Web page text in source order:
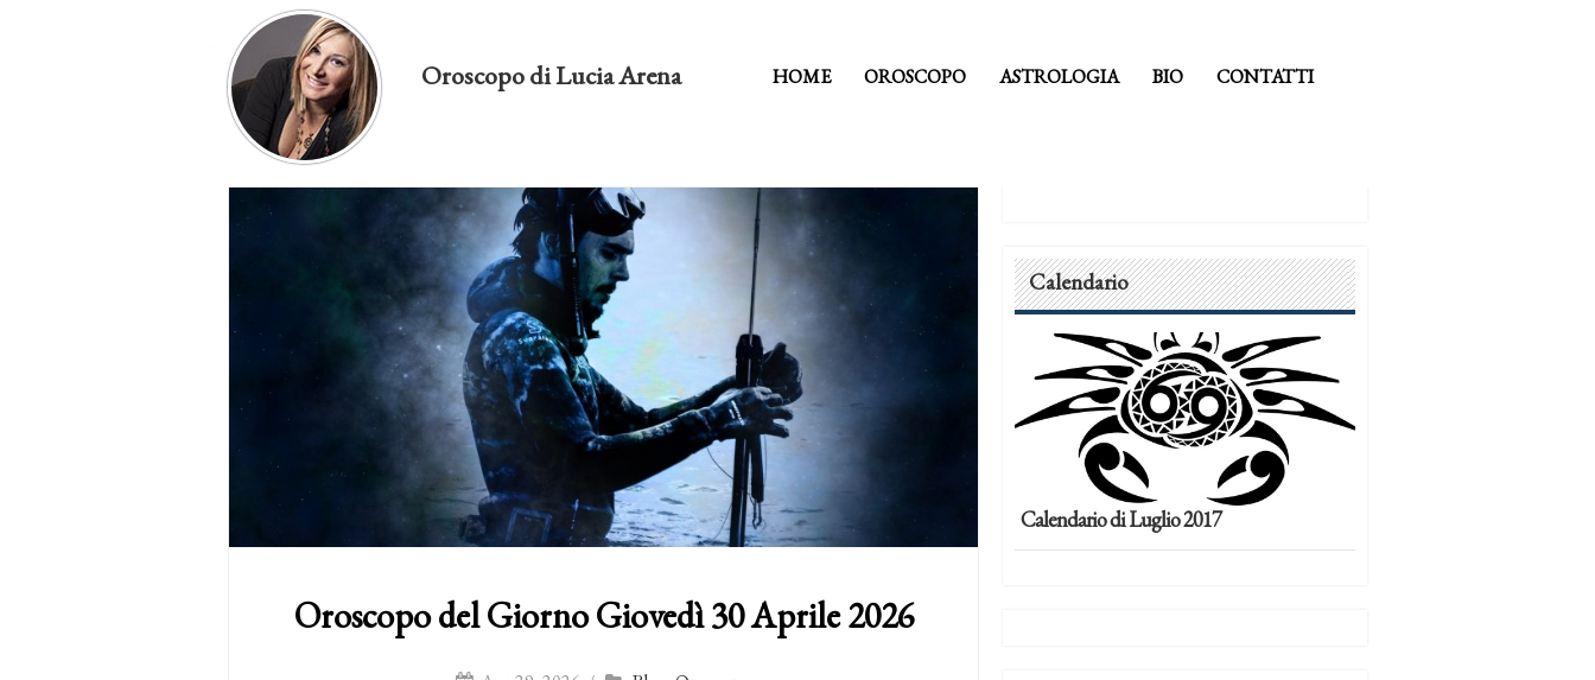
Oroscopo di Lucia Arena HOME OROSCOPO ASTROLOGIA BIO CONTATTI
Oroscopo del Giorno Giovedì 30 Aprile 2026
Calendario
Calendario di Luglio 2017